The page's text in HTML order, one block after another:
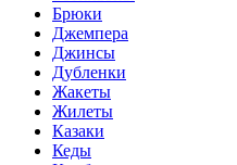
Брюки
Джемпера
Джинсы
Дубленки
Жакеты
Жилеты
Казаки
Кеды